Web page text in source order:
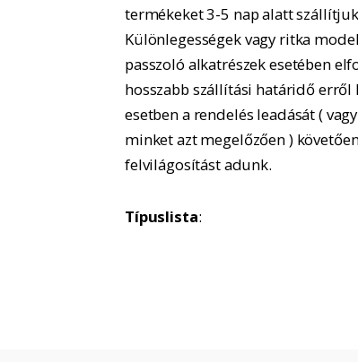
termékeket 3-5 nap alatt
Különlegességek vagy ritka
passzoló alkatrészek esetében
hosszabb szállítási határidő erről
esetben a rendelés leadását (
minket azt megelőzően )
felvilágosítást adunk.
Típuslista: